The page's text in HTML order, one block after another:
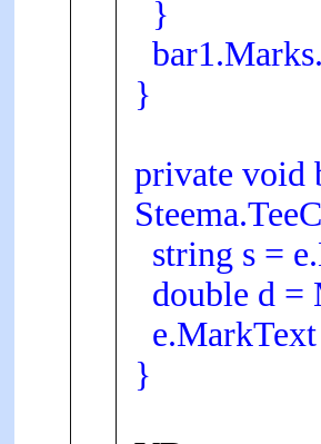
}
}
private void
string s =
double d =
}